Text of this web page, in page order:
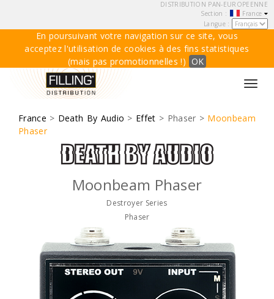
DISTRIBUTION PAN-EUROPEENNE
Section :
France
Langue :
En poursuivant votre navigation sur ce site, vous
acceptez l'utilisation de cookies à des fins statistiques
(mais pas promotionnelles !) OK
France > Death By Audio > Effet > Phaser > Moonbeam
Phaser
Moonbeam Phaser
Destroyer Series
Phaser